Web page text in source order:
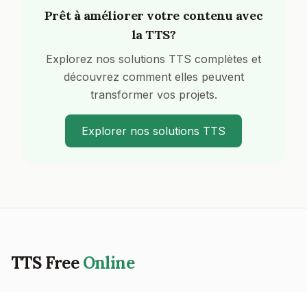
Prêt à améliorer votre contenu avec
la TTS?
Explorez nos solutions TTS complètes et
découvrez comment elles peuvent
transformer vos projets.
Explorer nos solutions TTS
TTS FreeOnline